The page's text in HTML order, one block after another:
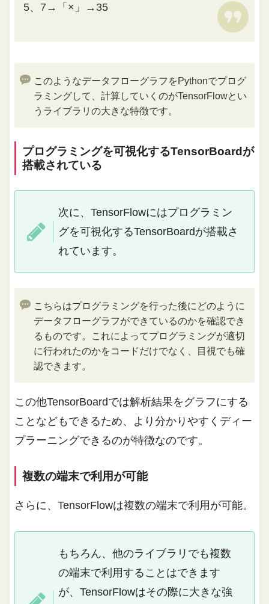
5、7→「×」→35
このようなデータフローグラフをPythonでプログ
ラミングして、計算していくのがTensorFlowとい
うライブラリの大きな特徴です。
プログラミングを可視化するTensorBoardが
搭載されている
次に、TensorFlowにはプログラミン
グを可視化するTensorBoardが搭載さ
れています。
こちらはプログラミングを行った後にどのように
データフローグラフができているのかを確認でき
るものです。これによってプログラミングが適切
に行われたのかをコードだけでなく、目視でも確
認できます。
この他TensorBoardでは解析結果をグラフにする
ことなどもできるため、より分かりやすくディー
プラーニングできるのが特徴なのです。
複数の端末で利用が可能
さらに、TensorFlowは複数の端末で利用が可能。
もちろん、他のライブラリでも複数
の端末で利用することはできます
が、TensorFlowはその際に大きな強